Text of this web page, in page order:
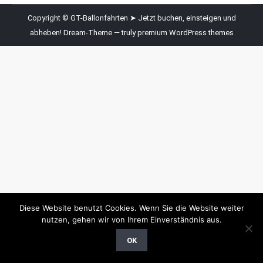
Copyright © GT-Ballonfahrten ➤ Jetzt buchen, einsteigen und
abheben! Dream-Theme — trulypremium WordPress themes
Diese Website benutzt Cookies. Wenn Sie die Website weiter
nutzen, gehen wir von Ihrem Einverständnis aus.
OK